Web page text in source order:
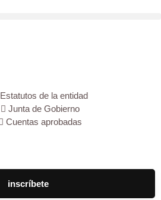
Estatutos de la entidad
Junta de Gobierno
Cuentas aprobadas
inscríbete